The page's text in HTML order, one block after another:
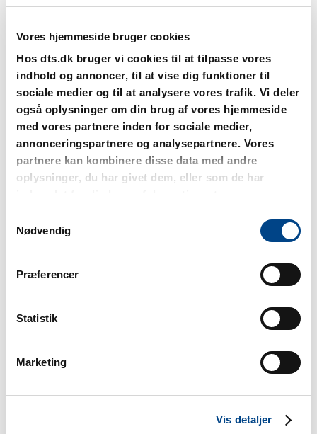
Vores hjemmeside bruger cookies
Hos dts.dk bruger vi cookies til at tilpasse vores
indhold og annoncer, til at vise dig funktioner til
sociale medier og til at analysere vores trafik. Vi deler
også oplysninger om din brug af vores hjemmeside
med vores partnere inden for sociale medier,
annonceringspartnere og analysepartnere. Vores
partnere kan kombinere disse data med andre
oplysninger, du har givet dem, eller som de har
Nødvendig
Præferencer
Statistik
Marketing
Vis detaljer
Susie Pedersen
Formand for Valgenhed Spillemyndigheden
Odense
sup@spillemyndigheden.dk
Jannie Hansen